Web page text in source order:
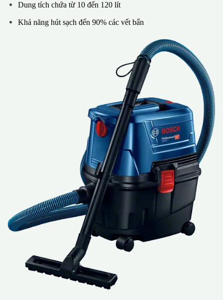
Dung tích chứa từ 10 đến 120 lít
Khả năng hút sạch đến 90% các vết bẩn